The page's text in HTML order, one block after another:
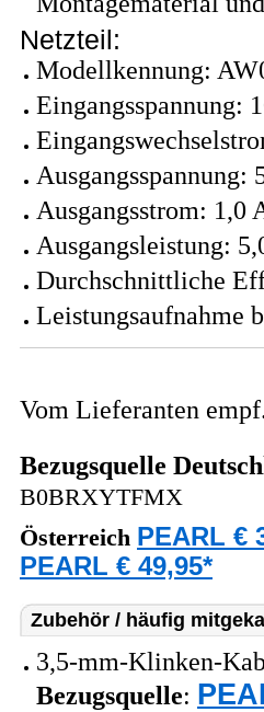
Netzteil:
Modellkennung:
Eingangsspannung:
Ausgangsspannung:
Ausgangsstrom: 1,0
Ausgangsleistung:
Durchschnittliche
Leistungsaufnahme
Vom Lieferanten
Bezugsquelle
B0BRXYTFMX
Österreich PEARL €
PEARL € 49,95*
Zubehör / häufig
3,5-mm-Klinken-
Bezugsquelle: